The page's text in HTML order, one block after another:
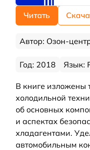
Читать
Автор: Озон-
Год: 2018 Язык:
В книге изложены
холодильной
об основных
и аспектах
хладагентами.
автомобильным